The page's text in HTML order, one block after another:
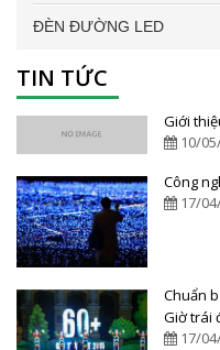
ĐÈN ĐƯỜNG LED
TIN TỨC
Giới
10/
Công
17/
Chuẩn
Giờ trái
17/